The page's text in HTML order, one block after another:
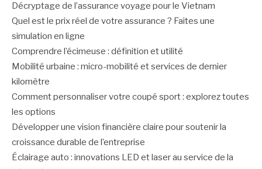
Décryptage de l’assurance voyage pour le Vietnam
Quel est le prix réel de votre assurance ? Faites une
simulation en ligne
Comprendre l’écimeuse : définition et utilité
Mobilité urbaine : micro-mobilité et services de dernier
kilomètre
Comment personnaliser votre coupé sport : explorez toutes
les options
Développer une vision financière claire pour soutenir la
croissance durable de l’entreprise
Éclairage auto : innovations LED et laser au service de la